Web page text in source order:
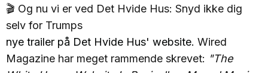
🎬 Og nu vi er ved Det Hvide Hus: Snyd ikke dig
selv for Trumps
nye trailer på Det Hvide Hus' website. Wired
Magazine har meget rammende skrevet: "The